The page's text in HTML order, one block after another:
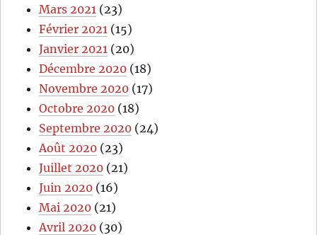
Mars 2021 (23)
Février 2021 (15)
Janvier 2021 (20)
Décembre 2020 (18)
Novembre 2020 (17)
Octobre 2020 (18)
Septembre 2020 (24)
Août 2020 (23)
Juillet 2020 (21)
Juin 2020 (16)
Mai 2020 (21)
Avril 2020 (30)